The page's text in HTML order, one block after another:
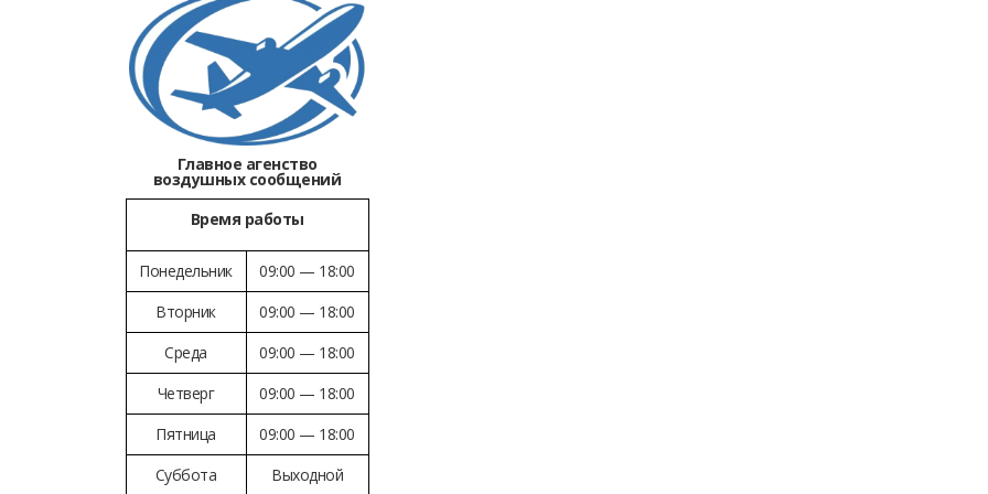
Главное агенство
воздушных сообщений
Время работы
Понедельник
09:00 — 18:00
Вторник
09:00 — 18:00
Среда
09:00 — 18:00
Четверг
09:00 — 18:00
Пятница
09:00 — 18:00
Суббота
Выходной